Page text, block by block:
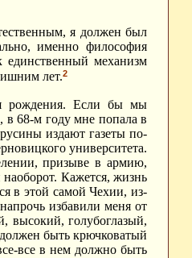
я должен был
именно философия
единственный механизм
лет.2
рождения. Если бы мы
68-м году мне попала в
издают газеты по-
университета.
призыве в армию,
наоборот. Кажется, жизнь
в этой самой Чехии, из-
избавили меня от
высокий, голубоглазый,
быть крючковатый
все в нем должно быть